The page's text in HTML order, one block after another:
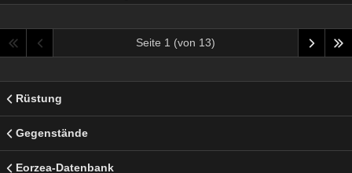
Seite 1 (von 13)
Rüstung
Gegenstände
Eorzea-Datenbank